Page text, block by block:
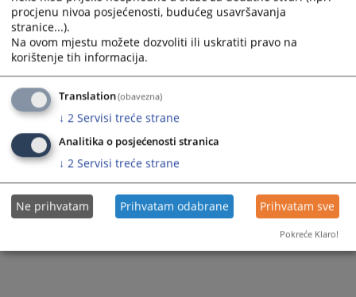
trajanju od tri godine.
Prikazana vijest je na: Српски језик
procjenu nivoa posjećenosti, budućeg usavršavanja
stranice...).
Na ovom mjestu možete dozvoliti ili uskratiti pravo na
korištenje tih informacija.
Translation(obavezna)
↓ 2 Servisi treće strane
Analitika o posjećenosti stranica
↓ 2 Servisi treće strane
Ne prihvatam Prihvatam odabrane Prihvatam sve
Pokreće Klaro!